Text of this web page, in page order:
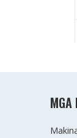
MGA